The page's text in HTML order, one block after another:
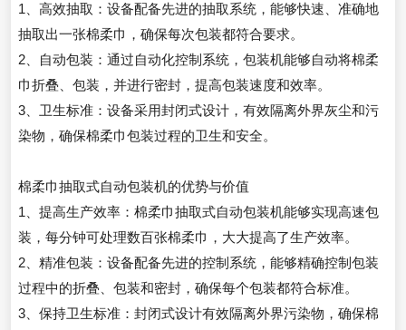
1、高效抽取：设备配备先进的抽取系统，能够快速、准确地
抽取出一张棉柔巾，确保每次包装都符合要求。
2、自动包装：通过自动化控制系统，包装机能够自动将棉柔
巾折叠、包装，并进行密封，提高包装速度和效率。
3、卫生标准：设备采用封闭式设计，有效隔离外界灰尘和污
染物，确保棉柔巾包装过程的卫生和安全。
棉柔巾抽取式自动包装机的优势与价值
1、提高生产效率：棉柔巾抽取式自动包装机能够实现高速包
装，每分钟可处理数百张棉柔巾，大大提高了生产效率。
2、精准包装：设备配备先进的控制系统，能够精确控制包装
过程中的折叠、包装和密封，确保每个包装都符合标准。
3、保持卫生标准：封闭式设计有效隔离外界污染物，确保棉